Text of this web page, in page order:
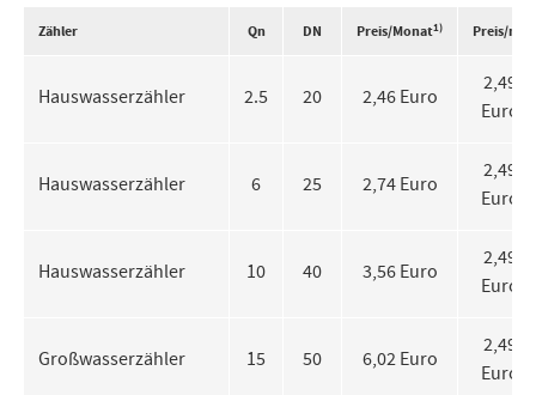
Zähler Qn DN Preis/Monat1) Preis/m
Hauswasserzähler 2.5 20 2,46 Euro
2,49
Euro
Hauswasserzähler 6 25 2,74 Euro
2,49
Euro
Hauswasserzähler 10 40 3,56 Euro
2,49
Euro
Großwasserzähler 15 50 6,02 Euro
2,49
Euro